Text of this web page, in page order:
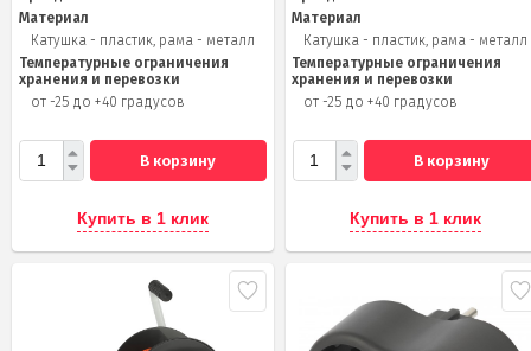
Материал
Катушка - пластик, рама - металл
Температурные ограничения
хранения и перевозки
от -25 до +40 градусов
В корзину
Купить в 1 клик
Материал
Катушка - пластик, рама - металл
Температурные ограничения
хранения и перевозки
от -25 до +40 градусов
В корзину
Купить в 1 клик